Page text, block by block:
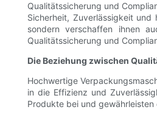
Qualitätssicherung und
Sicherheit, Zuverlässigkeit
sondern verschaffen ihnen
Qualitätssicherung und
Die Beziehung zwischen
Hochwertige
in die Effizienz und
Produkte bei und